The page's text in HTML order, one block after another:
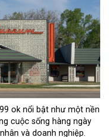
ok nổi bật như một nền
cuộc sống hàng ngày
và doanh nghiệp.